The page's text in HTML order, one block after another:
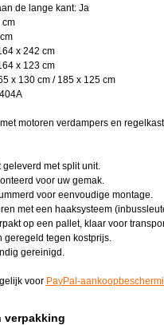
de lange kant: Ja
cm
x 242 cm
x 123 cm
x 130 cm / 185 x 125 cm
motoren verdampers en
met split unit.
voor uw gemak.
voor eenvoudige montage.
met een haaksysteem
op een pallet, klaar voor
geregeld tegen kostprijs.
gereinigd.
voor PayPal-
verpakking